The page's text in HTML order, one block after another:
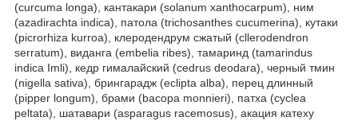
(сurcuma longa), кантакари (solanum xanthocarpum), ним
(azadirachta indica), патола (trichosanthes cucumerina), кутаки
(picrorhiza kurroa), клеродендрум сжатый (cllerodendron
serratum), виданга (embelia ribes), тамаринд (tamarindus
indica Imli), кедр гималайский (сedrus deodara), черный тмин
(nigella sativa), брингарадж (eclipta alba), перец длинный
(pipper longum), брами (bacopa monnieri), патха (cyclea
peltata), шатавари (asparagus racemosus), акация катеху